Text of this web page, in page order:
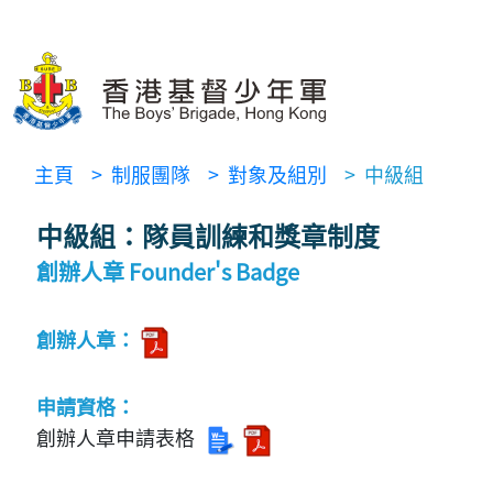
主頁 > 制服團隊 > 對象及組別 > 中級組
中級組：隊員訓練和獎章制度
創辦人章 Founder's Badge
創辦人章：
申請資格：
創辦人章申請表格